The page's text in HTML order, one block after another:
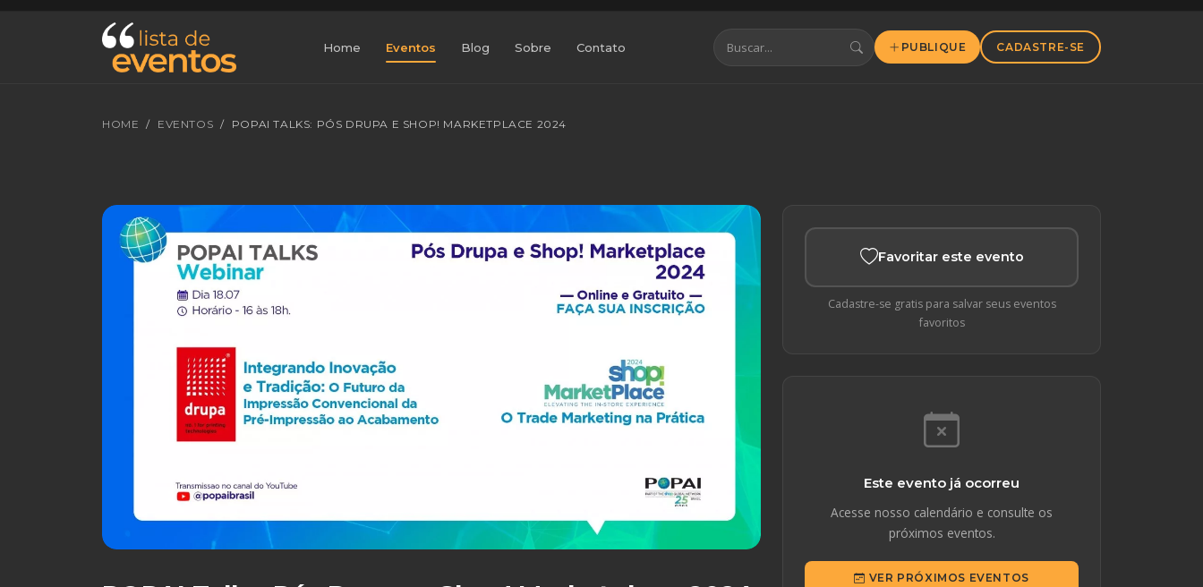
Home Eventos Blog Sobre Contato PUBLIQUE CADASTRE-SE
HOME EVENTOS POPAI TALKS: PÓS DRUPA E SHOP! MARKETPLACE 2024
Favoritar este evento
Cadastre-se gratis para salvar seus eventos
favoritos
Este evento já ocorreu
Acesse nosso calendário e consulte os
próximos eventos.
VER PRÓXIMOS EVENTOS